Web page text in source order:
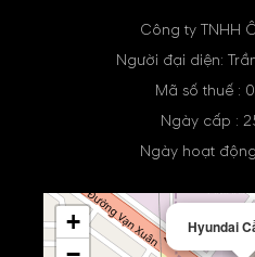
Công ty TNHH
Người đại diện:
Mã số thuế :
Ngày cấp :
Ngày hoạt
Hyundai
+